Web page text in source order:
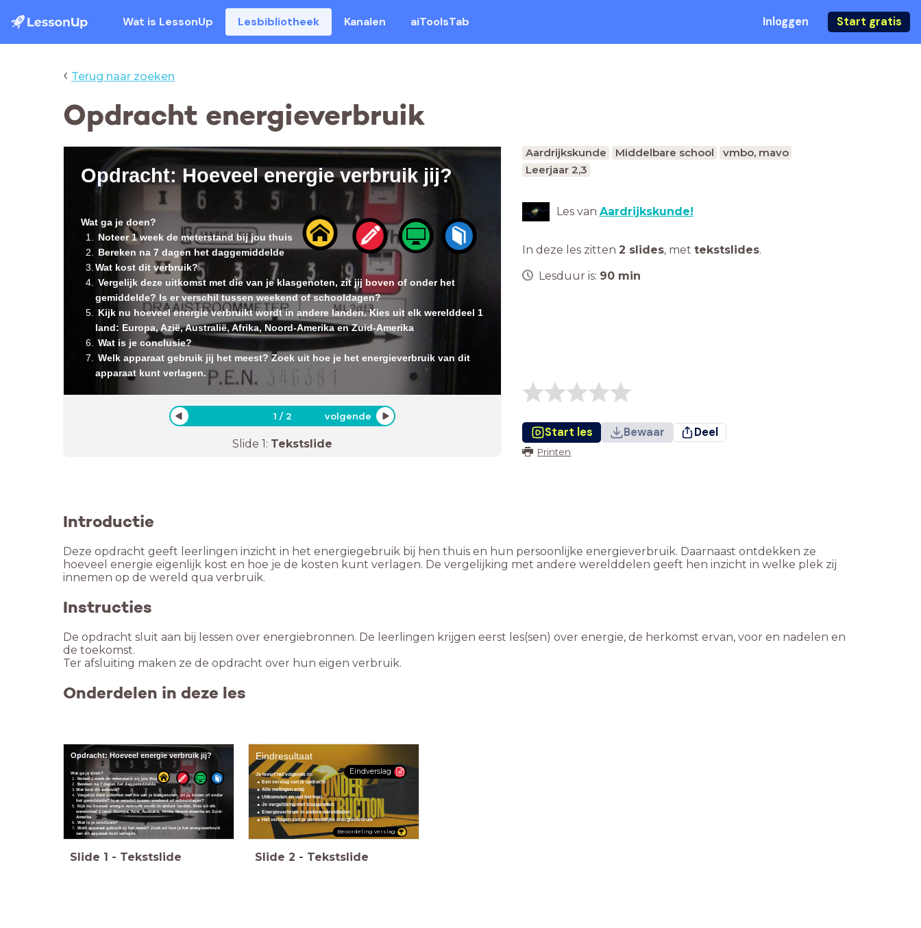
Wat is LessonUp Lesbibliotheek Kanalen aiToolsTab Inloggen Start gratis
‹ Terug naar zoeken
Opdracht energieverbruik
Opdracht: Hoeveel energie verbruik jij?
Wat ga je doen?
Noteer 1 week de meterstand bij jou thuis
Bereken na 7 dagen het daggemiddelde
Wat kost dit verbruik?
Vergelijk deze uitkomst met die van je klasgenoten, zit jij boven of onder het
gemiddelde? Is er verschil tussen weekend of schooldagen?
Kijk nu hoeveel energie verbruikt wordt in andere landen. Kies uit elk werelddeel 1
land: Europa, Azië, Australië, Afrika, Noord-Amerika en Zuid-Amerika
Wat is je conclusie?
Welk apparaat gebruik jij het meest? Zoek uit hoe je het energieverbruik van dit
apparaat kunt verlagen.
1 /2 volgende
Slide 1: Tekstslide
Aardrijkskunde Middelbare school
vmbo, mavo
Leerjaar 2,3
Les van Aardrijkskunde!
In deze les zitten 2 slides, met tekstslides.
Lesduur is: 90 min
Start les Bewaar Deel
Printen
Introductie
Deze opdracht geeft leerlingen inzicht in het energiegebruik bij hen thuis en hun persoonlijke energieverbruik. Daarnaast ontdekken ze
hoeveel energie eigenlijk kost en hoe je de kosten kunt verlagen. De vergelijking met andere werelddelen geeft hen inzicht in welke plek zij
innemen op de wereld qua verbruik.
Instructies
De opdracht sluit aan bij lessen over energiebronnen. De leerlingen krijgen eerst les(sen) over energie, de herkomst ervan, voor en nadelen en
de toekomst.
Ter afsluiting maken ze de opdracht over hun eigen verbruik.
Onderdelen in deze les
Opdracht: Hoeveel energie verbruik jij?
Wat ga je doen?
Noteer 1 week de meterstand bij jou thuis
Bereken na 7 dagen het daggemiddelde
Wat kost dit verbruik?
Vergelijk deze uitkomst met die van je klasgenoten, zit jij boven of onder
het gemiddelde? Is er verschil tussen weekend of schooldagen?
Kijk nu hoeveel energie verbruikt wordt in andere landen. Kies uit elk
werelddeel 1 land: Europa, Azië, Australië, Afrika, Noord-Amerika en Zuid-
Amerika
Wat is je conclusie?
Welk apparaat gebruik jij het meest? Zoek uit hoe je het energieverbruik
van dit apparaat kunt verlagen.
Slide 1 - Tekstslide
Eindresultaat
Je levert het volgende in:
Een verslag van je opdracht
Alle metingen erbij
Uitkomsten en wat het kost
Je vergelijking met klasgenoten
Energieverbruik in andere werelddelen
Het verlagen van je persoonlijke energieverbruik
Eindverslag
Beoordeling verslag
Slide 2 - Tekstslide